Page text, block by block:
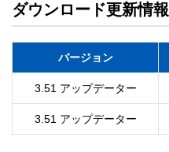
ダウンロード更新情報
バージョン
3.51 アップデーター
3.51 アップデーター